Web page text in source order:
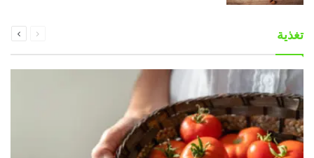
تغذية الصفحةالصفحة